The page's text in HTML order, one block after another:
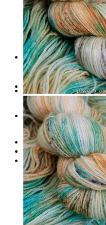
Бесплатные
Вязальные
Галерея вязаных
от VizEll
Скидки
Новинки
. . .
Книги по окрашиванию
Лимитированная
Пряжа ручного
- Luxury
- Кид мохер,
↘ KidLace,
450м/50г
↘ KidSilk,
↘